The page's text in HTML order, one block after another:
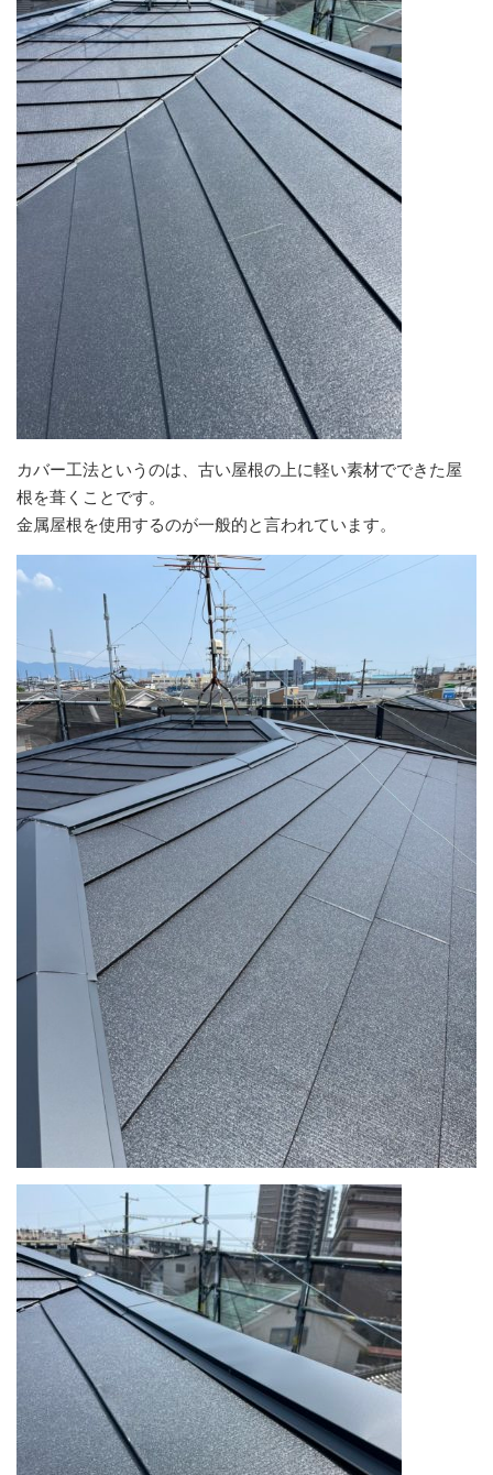
カバー工法というのは、古い屋根の上に軽い素材でできた屋
根を葺くことです。
金属屋根を使用するのが一般的と言われています。